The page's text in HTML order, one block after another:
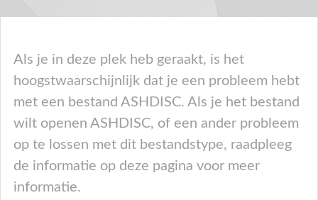
Als je in deze plek heb geraakt, is het
hoogstwaarschijnlijk dat je een probleem hebt
met een bestand ASHDISC. Als je het bestand
wilt openen ASHDISC, of een ander probleem
op te lossen met dit bestandstype, raadpleeg
de informatie op deze pagina voor meer
informatie.